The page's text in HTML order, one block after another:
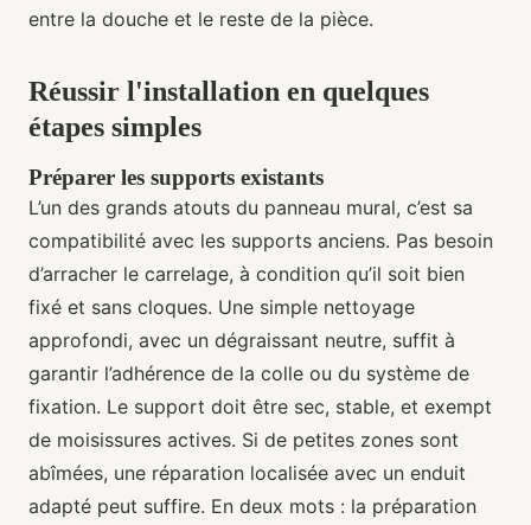
entre la douche et le reste de la pièce.
Réussir l'installation en quelques
étapes simples
Préparer les supports existants
L’un des grands atouts du panneau mural, c’est sa
compatibilité avec les supports anciens. Pas besoin
d’arracher le carrelage, à condition qu’il soit bien
fixé et sans cloques. Une simple nettoyage
approfondi, avec un dégraissant neutre, suffit à
garantir l’adhérence de la colle ou du système de
fixation. Le support doit être sec, stable, et exempt
de moisissures actives. Si de petites zones sont
abîmées, une réparation localisée avec un enduit
adapté peut suffire. En deux mots : la préparation